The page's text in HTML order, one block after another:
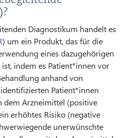
Diagnostikum handelt es
) um ein Produkt, das für die
eines dazugehörigen
indem es Patient*innen vor
anhand von
Patient*innen
dem Arzneimittel (positive
erhöhtes Risiko (negative
unerwünschte